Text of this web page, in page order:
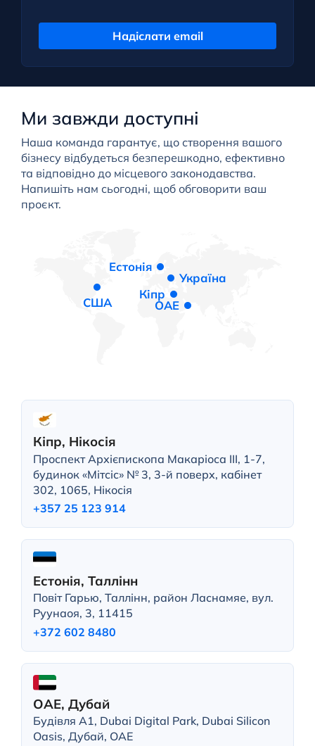
Надіслати email
Ми завжди доступні
Наша команда гарантує, що створення вашого
бізнесу відбудеться безперешкодно, ефективно
та відповідно до місцевого законодавства.
Напишіть нам сьогодні, щоб обговорити ваш
проєкт.
Естонія
Україна
Кіпр
ОАЕ
США
Кіпр, Нікосія
Проспект Архієпископа Макаріоса III, 1-7,
будинок «Мітсіс» № 3, 3-й поверх, кабінет
302, 1065, Нікосія
+357 25 123 914
Естонія, Таллінн
Повіт Гарью, Таллінн, район Ласнамяе, вул.
Руунаоя, 3, 11415
+372 602 8480
ОАЕ, Дубай
Будівля A1, Dubai Digital Park, Dubai Silicon
Oasis, Дубай, ОАЕ